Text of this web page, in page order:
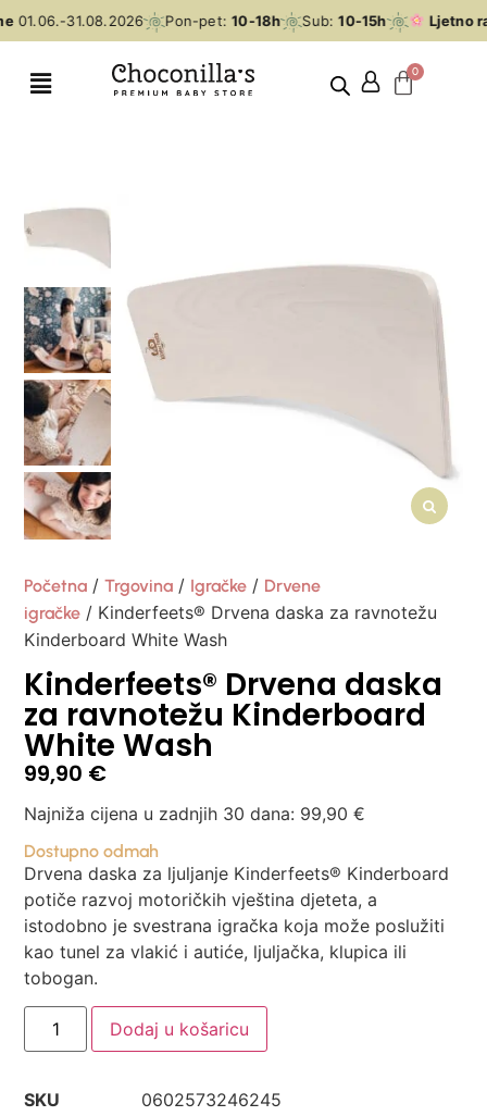
01.06.-31.08.2026 Pon-pet:10-18h Sub:10-15h Ljetno
Početna /Trgovina / Igračke / Drvene
igračke / Kinderfeets® Drvena daska za ravnotežu
Kinderboard White Wash
Kinderfeets® Drvena daska
za ravnotežu Kinderboard
White Wash
99,90 €
Najniža cijena u zadnjih 30 dana: 99,90€
Dostupno odmah
Drvena daska za ljuljanje Kinderfeets® Kinderboard
potiče razvoj motoričkih vještina djeteta, a
istodobno je svestrana igračka koja može poslužiti
kao tunel za vlakić i autiće, ljuljačka, klupica ili
tobogan.
Dodaj u košaricu
SKU
0602573246245